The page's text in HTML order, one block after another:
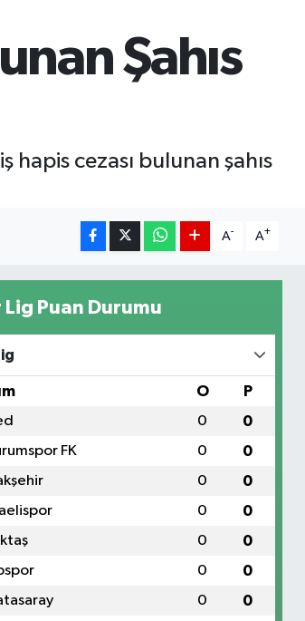
Şahıs
hapis cezası bulunan şahıs
A- A+
Lig Puan Durumu
O P
0 0
FK 0 0
0 0
0 0
0 0
0 0
0 0